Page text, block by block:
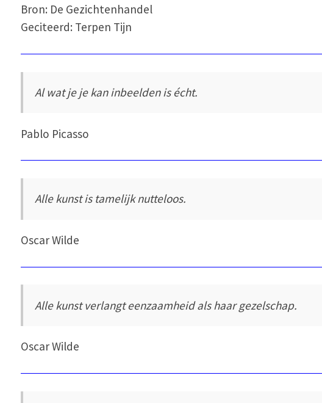
Bron: De Gezichtenhandel
Geciteerd: Terpen Tijn
Al wat je je kan inbeelden is écht.
Pablo Picasso
Alle kunst is tamelijk nutteloos.
Oscar Wilde
Alle kunst verlangt eenzaamheid als haar gezelschap.
Oscar Wilde